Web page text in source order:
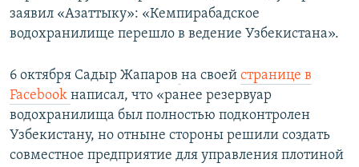
заявил «Азаттыку»: «Кемпирабадское
водохранилище перешло в ведение Узбекистана».
6 октября Садыр Жапаров на своей странице в
Facebook написал, что «ранее резервуар
водохранилища был полностью подконтролен
Узбекистану, но отныне стороны решили создать
совместное предприятие для управления плотиной